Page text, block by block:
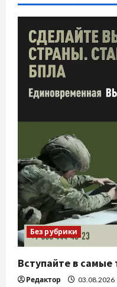
Без рубрики
Вступайте в самые
Редактор 03.08.2026